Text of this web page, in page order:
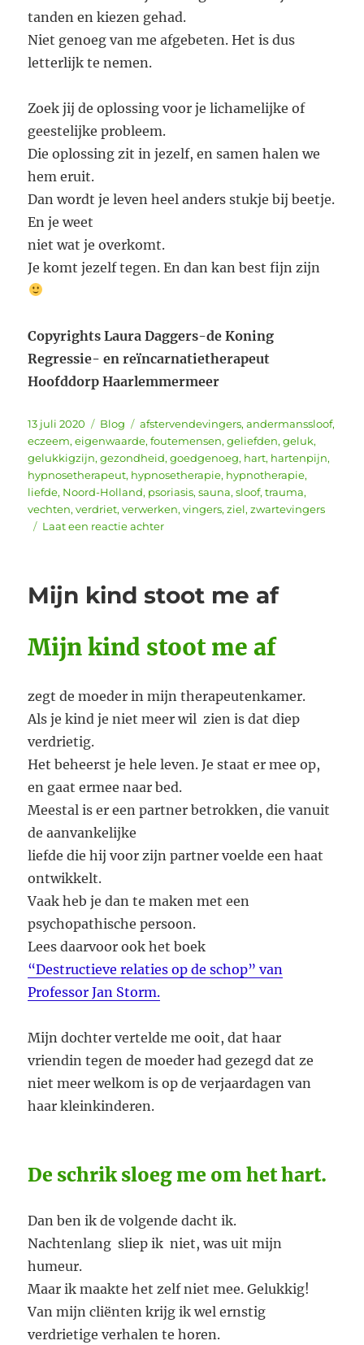
tanden en kiezen gehad.
Niet genoeg van me afgebeten. Het is dus
letterlijk te nemen.
Zoek jij de oplossing voor je lichamelijke of
geestelijke probleem.
Die oplossing zit in jezelf, en samen halen we
hem eruit.
Dan wordt je leven heel anders stukje bij beetje.
En je weet
niet wat je overkomt.
Je komt jezelf tegen. En dan kan best fijn zijn
Copyrights Laura Daggers-de Koning
Regressie- en reïncarnatietherapeut
Hoofddorp Haarlemmermeer
Geplaatst
op
13 juli 2020 Categorieën
Blog Tags
afstervendevingers,andermanssloof,
eczeem,eigenwaarde,foutemensen,geliefden,geluk,
gelukkigzijn,gezondheid,goedgenoeg, hart, hartenpijn,
hypnosetherapeut, hypnosetherapie, hypnotherapie,
liefde, Noord-Holland, psoriasis,sauna,sloof,trauma,
vechten,verdriet,verwerken,vingers,ziel,zwartevingers
Laat een reactie achterop
Mijn kind stoot me af
Mijn kind stoot me af
zegt de moeder in mijn therapeutenkamer.
Als je kind je niet meer wil zien is dat diep
verdrietig.
Het beheerst je hele leven. Je staat er mee op,
en gaat ermee naar bed.
Meestal is er een partner betrokken, die vanuit
de aanvankelijke
liefde die hij voor zijn partner voelde een haat
ontwikkelt.
Vaak heb je dan te maken met een
psychopathische persoon.
Lees daarvoor ook het boek
“Destructieve relaties op de schop” van
Professor Jan Storm.
Mijn dochter vertelde me ooit, dat haar
vriendin tegen de moeder had gezegd dat ze
niet meer welkom is op de verjaardagen van
haar kleinkinderen.
De schrik sloeg me om het hart.
Dan ben ik de volgende dacht ik.
Nachtenlang sliep ik niet, was uit mijn
humeur.
Maar ik maakte het zelf niet mee. Gelukkig!
Van mijn cliënten krijg ik wel ernstig
verdrietige verhalen te horen.